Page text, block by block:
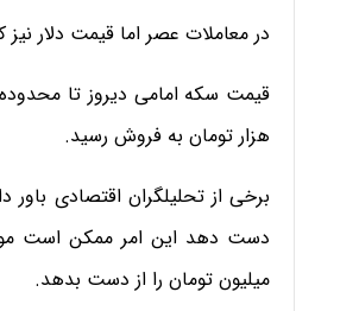
در معاملات عصر اما قیمت دلار
هزار تومان به فروش رسید.
میلیون تومان را از دست بدهد.